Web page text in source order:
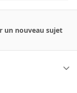
un nouveau sujet